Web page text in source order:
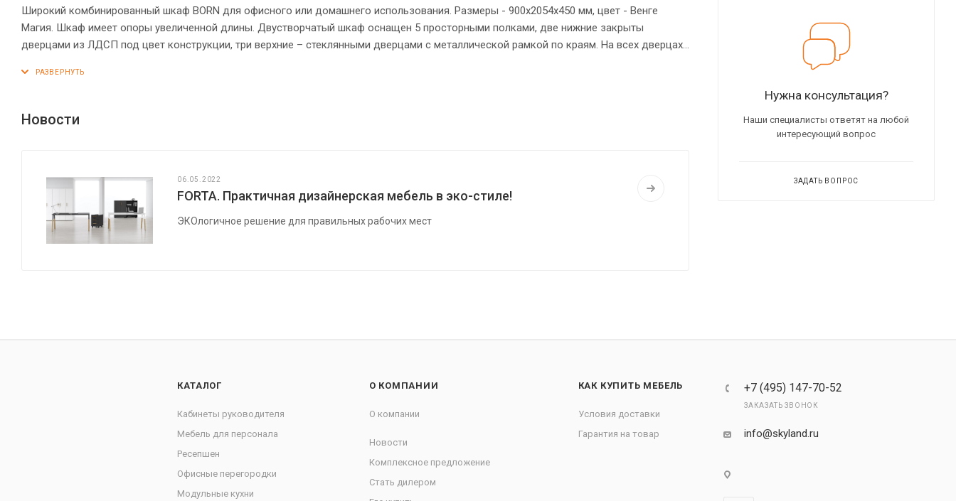
Широкий комбинированный шкаф BORN для офисного или домашнего использования. Размеры - 900х2054х450 мм, цвет - Венге
Магия. Шкаф имеет опоры увеличенной длины. Двустворчатый шкаф оснащен 5 просторными полками, две нижние закрыты
дверцами из ЛДСП под цвет конструкции, три верхние – стеклянными дверцами с металлической рамкой по краям. На всех дверцах
стяжками. Все торцы основных элементов шкафа надежно защищены кромкой ПВХ – 2 мм. Регулируемые по высоте опоры
Новости
06.05.2022
FORTA. Практичная дизайнерская мебель в эко-стиле!
ЭКОлогичное решение для правильных рабочих мест
Нужна консультация?
Наши специалисты ответят на любой
интересующий вопрос
ЗАДАТЬ ВОПРОС
КАТАЛОГ
Кабинеты руководителя
Мебель для персонала
Ресепшен
Офисные перегородки
Модульные кухни
О КОМПАНИИ
О компании
Новости
Комплексное предложение
Стать дилером
КАК КУПИТЬ МЕБЕЛЬ
Условия доставки
Гарантия на товар
+7 (495) 147-70-52
ЗАКАЗАТЬ ЗВОНОК
info@skyland.ru